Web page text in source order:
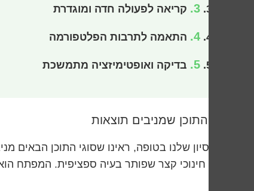
3. קריאה לפעולה חדה ומוגדרת
4. התאמה לתרבות הפלטפורמה
5. בדיקה ואופטימיזציה מתמשכת
סוגי התוכן שמניבים תוצאות
ותוכן חינוכי קצר שפותר בעיה ספציפית.